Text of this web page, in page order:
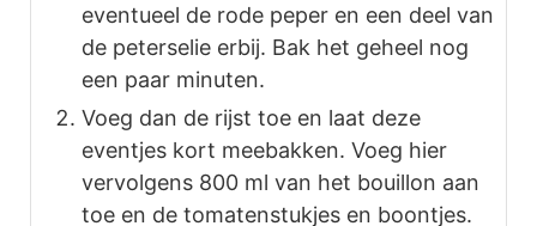
eventueel de rode peper en een deel van
de peterselie erbij. Bak het geheel nog
een paar minuten.
Voeg dan de rijst toe en laat deze
eventjes kort meebakken. Voeg hier
vervolgens 800 ml van het bouillon aan
toe en de tomatenstukjes en boontjes.